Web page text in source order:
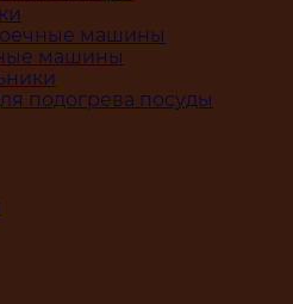
машины
машины
подогрева посуды